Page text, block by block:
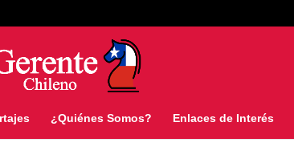
¿Quiénes Somos? Enlaces de Interés